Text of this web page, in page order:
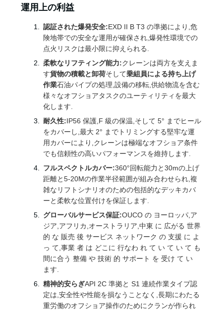
運用上の利益
認証された爆発安全:EXD II B T3 の準拠により,危
険地帯での安全な運用が確保され,爆発性環境での
点火リスクは最小限に抑えられる.
柔軟なリフティング能力:クレーンは両方を支えま
す貨物の積載と卸荷そして乗組員による持ち上げ
作業石油パイプの処理,設備の移転,供給物流を含む
様々なオフショアタスクのユーティリティを最大
化します.
耐久性:IP56 保護,F 級の保温,そして 5° までヒール
をカバーし,最大 2° までトリミングする堅牢な運
用カバーにより,クレーンは極端なオフショア条件
でも信頼性の高いパフォーマンスを維持します.
フルスペクトルカバー:360°回転能力と30mの上げ
距離と5-20Mの作業半径範囲が組み合わせられ,複
雑なリフトシナリオのための包括的なデッキカバ
ーと柔軟な位置付けを保証します.
グローバルサービス保証:OUCO の ヨーロッパ,ア
ジア,アフリカ,オーストラリア,中東 に 広がる 世界
的 な 販売 後 サービス ネットワーク の 支援 に よ
っ て,事業 者 は どこに 行なわ れ て い て い て も
間に合う 整備 や 技術 的 サポート を 受け て い
ます.
精神的安らぎAPI 2C 準拠と S1 連続作業タイプ認
定は,安全性や性能を損なうことなく,長期にわたる
重労働のオフショア操作のためにクランが作られ